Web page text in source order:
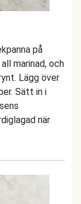
på
marinad, och
Lägg över
Sätt in i
när